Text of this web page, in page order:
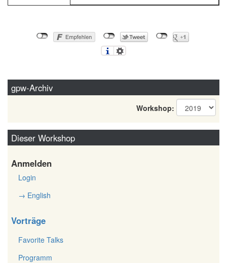
gpw-Archiv
Workshop:
Dieser Workshop
Anmelden
Login
→ English
Vorträge
Favorite Talks
Programm